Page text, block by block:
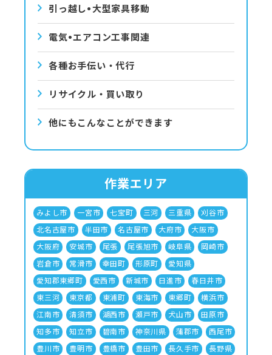
引っ越し•⼤型家具移動
電気•エアコン⼯事関連
各種お手伝い・代行
リサイクル・買い取り
他にもこんなことができます
作業エリア
みよし市 一宮市 七宝町 三河 三重県
刈谷市
北名古屋市
半田市 名古屋市 大府市
大阪市
大阪府
安城市 尾張 尾張旭市 岐阜県
岡崎市
岩倉市
常滑市 幸田町 形原町
愛知県
愛知郡東郷町
愛西市 新城市 日進市
春日井市
東三河
東京都 東浦町 東海市 東郷町
横浜市
江南市
清須市 湖西市 瀬戸市 犬山市
田原市
知多市
知立市 碧南市 神奈川県 蒲郡市
西尾市
豊川市
豊明市 豊橋市 豊田市 長久手市 長野県